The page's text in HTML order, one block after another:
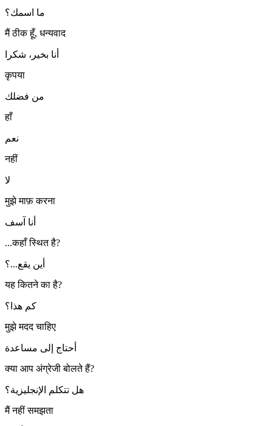
ما اسمك؟
मैं ठीक हूँ, धन्यवाद
أنا بخير، شكرا
कृपया
من فضلك
हाँ
نعم
नहीं
لا
मुझे माफ़ करना
أنا آسف
...कहाँ स्थित है?
أين يقع...؟
यह कितने का है?
كم هذا؟
मुझे मदद चाहिए
أحتاج إلى مساعدة
क्या आप अंग्रेजी बोलते हैं?
هل تتكلم الإنجليزية؟
मैं नहीं समझता